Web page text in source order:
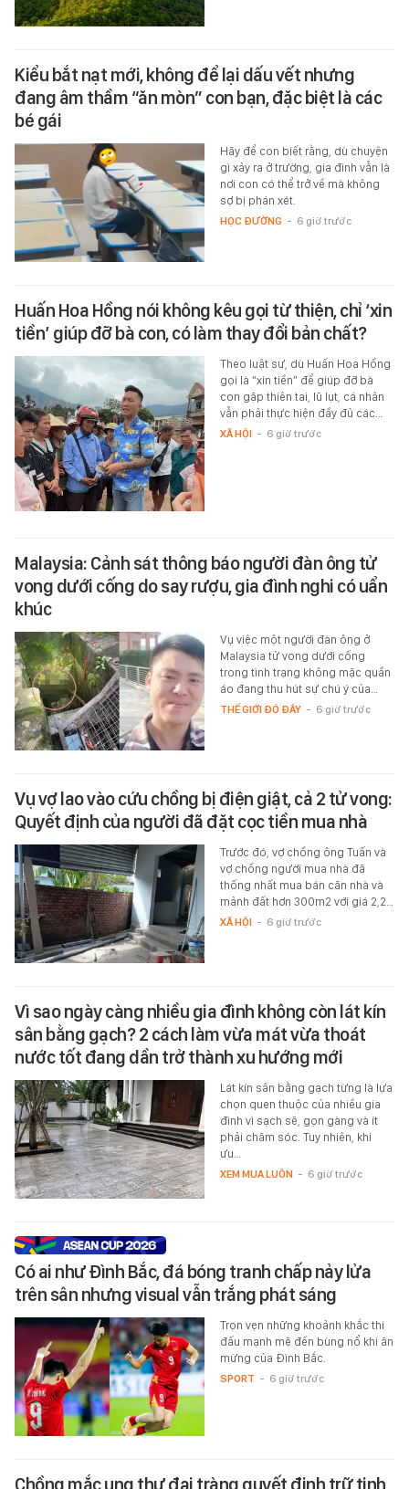
Kiểu bắt nạt mới, không để lại dấu vết nhưng
đang âm thầm “ăn mòn” con bạn, đặc biệt là các
bé gái
Hãy để con biết rằng, dù chuyện
gì xảy ra ở trường, gia đình vẫn là
nơi con có thể trở về mà không
sợ bị phán xét.
HỌC ĐƯỜNG - 6 giờ trước
Huấn Hoa Hồng nói không kêu gọi từ thiện, chỉ ‘xin
tiền’ giúp đỡ bà con, có làm thay đổi bản chất?
Theo luật sư, dù Huấn Hoa Hồng
gọi là “xin tiền” để giúp đỡ bà
con gặp thiên tai, lũ lụt, cá nhân
vẫn phải thực hiện đầy đủ các…
XÃ HỘI - 6 giờ trước
Malaysia: Cảnh sát thông báo người đàn ông tử
vong dưới cống do say rượu, gia đình nghi có uẩn
khúc
Vụ việc một người đàn ông ở
Malaysia tử vong dưới cống
trong tình trạng không mặc quần
áo đang thu hút sự chú ý của…
THẾ GIỚI ĐÓ ĐÂY - 6 giờ trước
Vụ vợ lao vào cứu chồng bị điện giật, cả 2 tử vong:
Quyết định của người đã đặt cọc tiền mua nhà
Trước đó, vợ chồng ông Tuấn và
vợ chồng người mua nhà đã
thống nhất mua bán căn nhà và
mảnh đất hơn 300m2 với giá 2,2…
XÃ HỘI - 6 giờ trước
Vì sao ngày càng nhiều gia đình không còn lát kín
sân bằng gạch? 2 cách làm vừa mát vừa thoát
nước tốt đang dần trở thành xu hướng mới
Lát kín sân bằng gạch từng là lựa
chọn quen thuộc của nhiều gia
đình vì sạch sẽ, gọn gàng và ít
phải chăm sóc. Tuy nhiên, khi
ưu…
XEM MUA LUÔN - 6 giờ trước
Có ai như Đình Bắc, đá bóng tranh chấp nảy lửa
trên sân nhưng visual vẫn trắng phát sáng
Trọn vẹn những khoảnh khắc thi
đấu mạnh mẽ đến bùng nổ khi ăn
mừng của Đình Bắc.
SPORT - 6 giờ trước
Chồng mắc ung thư đại tràng quyết định trữ tinh